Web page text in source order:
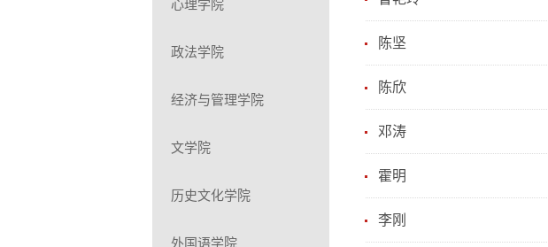
心理学院
政法学院
经济与管理学院
文学院
历史文化学院
外国语学院
陈坚
陈欣
邓涛
霍明
李刚